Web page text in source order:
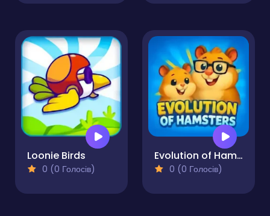
Loonie Birds
0 (0 Голосів)
Evolution of Hamsters
0 (0 Голосів)